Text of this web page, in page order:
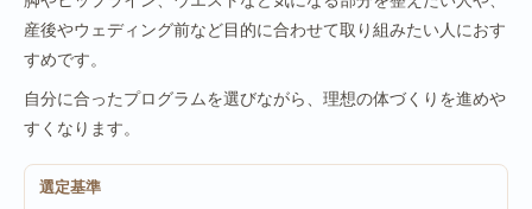
産後やウェディング前など目的に合わせて取り組みたい人におす
すめです。
自分に合ったプログラムを選びながら、理想の体づくりを進めや
すくなります。
選定基準